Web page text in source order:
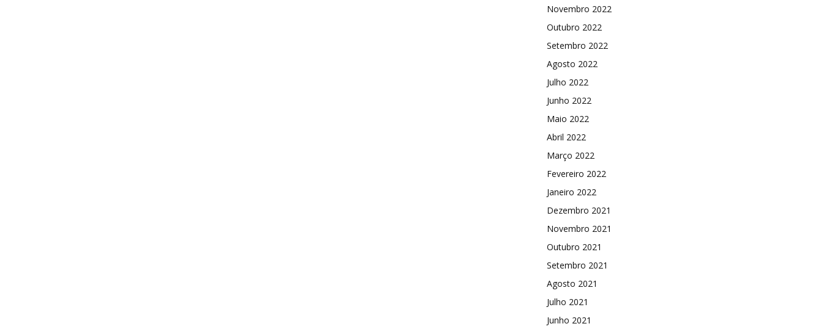
Novembro 2022
Outubro 2022
Setembro 2022
Agosto 2022
Julho 2022
Junho 2022
Maio 2022
Abril 2022
Março 2022
Fevereiro 2022
Janeiro 2022
Dezembro 2021
Novembro 2021
Outubro 2021
Setembro 2021
Agosto 2021
Julho 2021
Junho 2021